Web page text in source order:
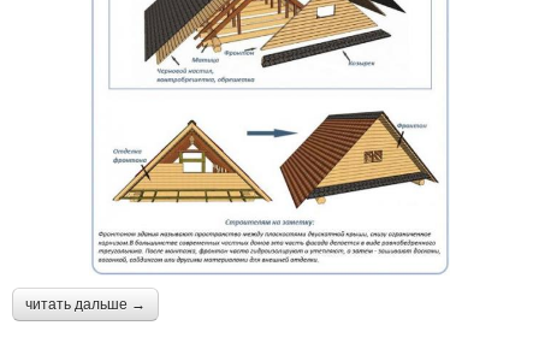
читать дальше →